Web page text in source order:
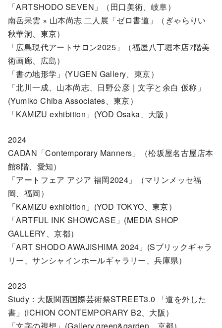
「ARTSHODO SEVEN」（田口美術、岐阜）
南岳呆雲 × 山本尚志 二人展「ゼロ書道」（ぎゃらりい
秋華洞、東京）
「広島現代アートサロン2025」（福屋八丁堀本店7階美
術画廊、広島）
「書の地形学」(YUGEN Gallery、東京）
「北川一成、山本尚志、日野公彦｜文字と余白 仮称」
(Yumiko Chiba Associates、東京）
「KAMIZU exhibition」(YOD Osaka、大阪）
2024
CADAN「Contemporary Manners」（松坂屋名古屋店本
館8階、愛知）
「アートフェア アジア 福岡2024」（マリンメッセ福
岡、福岡）
「KAMIZU exhibition」(YOD TOKYO、東京）
「ARTFUL INK SHOWCASE」(MEDIA SHOP
GALLERY、京都）
「ART SHODO AWAJISHIMA 2024」(Sブリックギャラ
リー、サンシャインホールギャラリー、兵庫県）
2023
Study：大阪関西国際芸術祭STREET3.0 「道を外した
書」(ICHION CONTEMPORARY B2、大阪）